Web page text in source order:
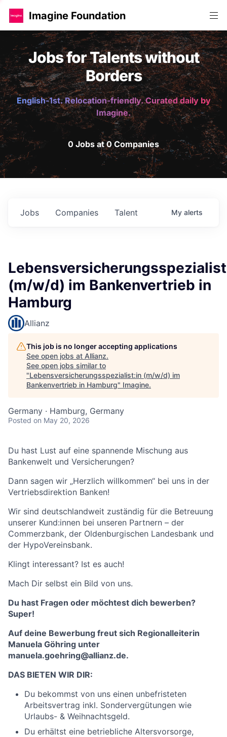
Imagine Foundation
Jobs for Talents without
Borders
English-1st. Relocation-friendly. Curated daily by
Imagine.
0 Jobs at 0 Companies
Jobs Companies Talent My alerts
(m/w/d) im Bankenvertrieb in
Hamburg
Allianz
This job is no longer accepting applications
See open jobs at Allianz.
See open jobs similar to
"Lebensversicherungsspezialist:in (m/w/d) im
Bankenvertrieb in Hamburg" Imagine.
Germany · Hamburg, Germany
Posted on May 20, 2026
Du hast Lust auf eine spannende Mischung aus
Bankenwelt und Versicherungen?
Dann sagen wir „Herzlich willkommen“ bei uns in der
Vertriebsdirektion Banken!
Wir sind deutschlandweit zuständig für die Betreuung
unserer Kund:innen bei unseren Partnern – der
Commerzbank, der Oldenburgischen Landesbank und
der HypoVereinsbank.
Klingt interessant? Ist es auch!
Mach Dir selbst ein Bild von uns.
Du hast Fragen oder möchtest dich bewerben?
Super!
Auf deine Bewerbung freut sich Regionalleiterin
Manuela Göhring unter
manuela.goehring@allianz.de.
DAS BIETEN WIR DIR:
Du bekommst von uns einen unbefristeten
Arbeitsvertrag inkl. Sondervergütungen wie
Urlaubs- & Weihnachtsgeld.
Du erhältst eine betriebliche Altersvorsorge,